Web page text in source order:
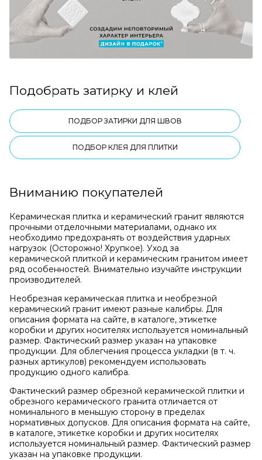
Подобрать затирку и клей
ПОДБОР ЗАТИРКИ ДЛЯ ШВОВ
ПОДБОР КЛЕЯ ДЛЯ ПЛИТКИ
Вниманию покупателей
Керамическая плитка и керамический гранит являются
прочными отделочными материалами, однако их
необходимо предохранять от воздействия ударных
нагрузок (Осторожно! Хрупкое). Уход за
керамической плиткой и керамическим гранитом имеет
ряд особенностей. Внимательно изучайте инструкции
производителей.
Необрезная керамическая плитка и необрезной
керамический гранит имеют разные калибры. Для
описания формата на сайте, в каталоге, этикетке
коробки и других носителях используется номинальный
размер. Фактический размер указан на упаковке
продукции. Для облегчения процесса укладки (в т. ч.
разных артикулов) рекомендуем использовать
продукцию одного калибра.
Фактический размер обрезной керамической плитки и
обрезного керамического гранита отличается от
номинального в меньшую сторону в пределах
нормативных допусков. Для описания формата на сайте,
в каталоге, этикетке коробки и других носителях
используется номинальный размер. Фактический размер
указан на упаковке продукции.